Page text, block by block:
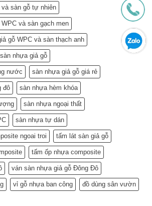
gia)
sàn gỗ tự nhiên
và sàn gạch men
gỗ WPC và sàn thạch anh
sàn nhựa giả gỗ
nước sàn nhựa giả gỗ giá rẻ
đô sàn nhựa hèm khóa
sàn nhựa ngoại thất
sàn nhựa tự dán
ngoai troi tấm lát sàn giả gỗ
tấm ốp nhựa composite
ván sàn nhựa giả gỗ Đông Đô
vỉ gỗ nhựa ban công đồ dùng sân vườn